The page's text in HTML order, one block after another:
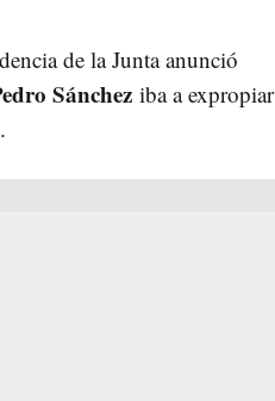
de la Junta anunció
Sánchez iba a expropiar